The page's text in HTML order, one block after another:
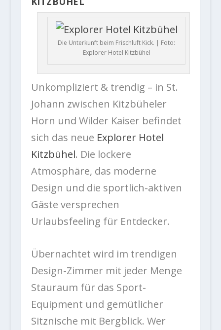
Die Unterkunft beim Frischluft Kick. | Foto:
Explorer Hotel Kitzbühel
Unkompliziert & trendig – in St.
Johann zwischen Kitzbüheler
Horn und Wilder Kaiser befindet
sich das neue Explorer Hotel
Kitzbühel. Die lockere
Atmosphäre, das moderne
Design und die sportlich-aktiven
Gäste versprechen
Urlaubsfeeling für Entdecker.
Übernachtet wird im trendigen
Design-Zimmer mit jeder Menge
Stauraum für das Sport-
Equipment und gemütlicher
Sitznische mit Bergblick. Wer